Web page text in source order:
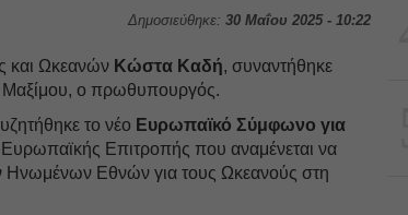
Δημοσιεύθηκε: 30 Μαΐου 2025 - 10:22
και Ωκεανών Κώστα Καδή, συναντήθηκε
ο πρωθυπουργός.
το νέο Ευρωπαϊκό Σύμφωνο για
Επιτροπής που αναμένεται να
Ηνωμένων Εθνών για τους Ωκεανούς στη